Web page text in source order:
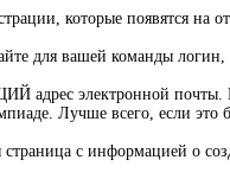
которые появятся на
для вашей команды логин,
электронной почты. По
Лучше всего, если это
страница с информацией о